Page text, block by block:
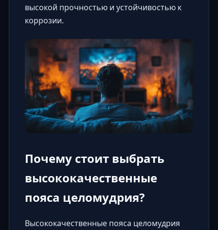
высокой прочностью и устойчивостью к
коррозии.
Почему стоит выбрать
высококачественные
пояса целомудрия?
Высококачественные пояса целомудрия